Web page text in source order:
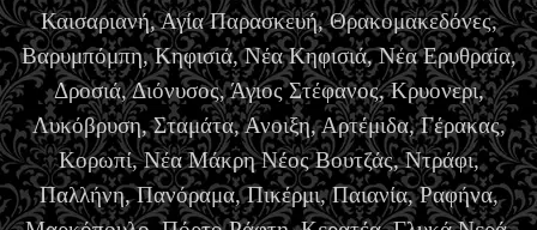
Καισαριανή, Αγία Παρασκευή, Θρακομακεδόνες,
Βαρυμπόμπη, Κηφισιά, Νέα Κηφισιά, Νέα Ερυθραία,
Δροσιά, Διόνυσος, Άγιος Στέφανος, Κρυονερι,
Λυκόβρυση, Σταμάτα, Ανοιξη, Αρτέμιδα, Γέρακας,
Κορωπί, Νέα Μάκρη Νέος Βουτζάς, Ντράφι,
Παλλήνη, Πανόραμα, Πικέρμι, Παιανία, Ραφήνα,